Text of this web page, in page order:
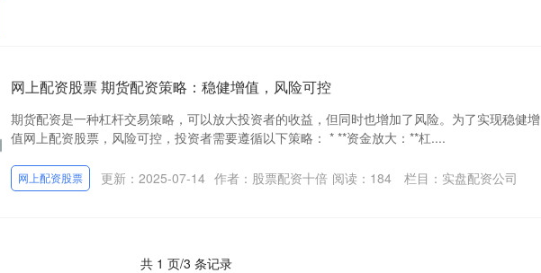
网上配资股票 期货配资策略：稳健增值，风险可控
期货配资是一种杠杆交易策略，可以放大投资者的收益，但同时也增加了风险。为了实现稳健增
值网上配资股票，风险可控，投资者需要遵循以下策略： * **资金放大：**杠....
网上配资股票 更新：2025-07-14 作者：股票配资十倍 阅读： 184 栏目： 实盘配资公司
共 1 页/3 条记录